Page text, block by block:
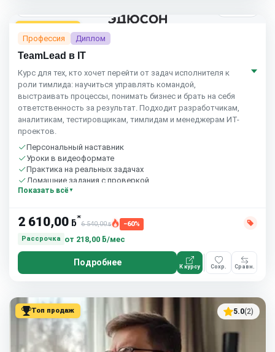
Профессия Диплом
TeamLead в IT
Курс для тех, кто хочет перейти от задач исполнителя к
роли тимлида: научиться управлять командой,
выстраивать процессы, понимать бизнес и брать на себя
ответственность за результат. Подходит разработчикам,
аналитикам, тестировщикам, тимлидам и менеджерам ИТ-
проектов.
Персональный наставник
Уроки в видеоформате
Практика на реальных задачах
Домашние задания с проверкой
Бесплатный пробный урок
Показать всё
2 610,00 ƃ*
6 540,00ƃ
−60%
Рассрочка
от 218,00 ƃ/мес
Подробнее К курсу Сохр. Сравн.
Топ продаж 5.0(2)